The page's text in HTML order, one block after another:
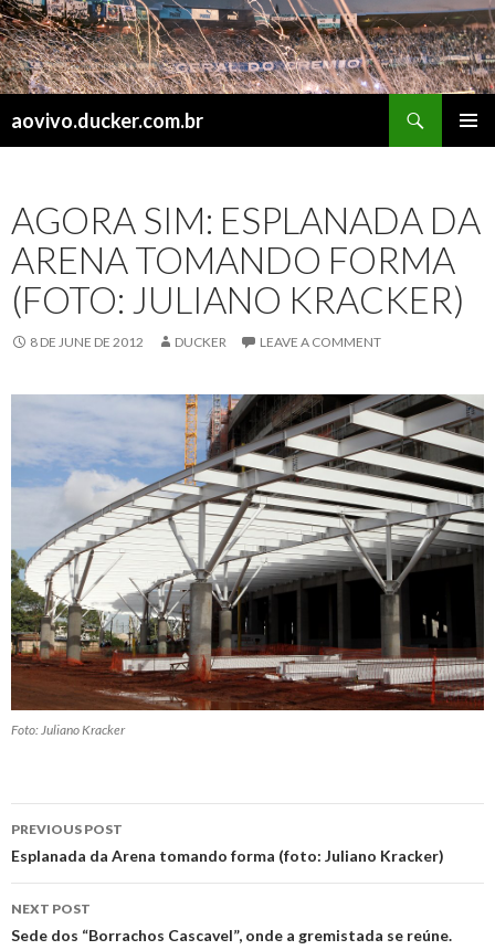
aovivo.ducker.com.br
AGORA SIM: ESPLANADA DA
ARENA TOMANDO FORMA
(FOTO: JULIANO KRACKER)
8 DE JUNE DE 2012 DUCKER LEAVE A COMMENT
Foto: Juliano Kracker
Post
navigation
PREVIOUS POST
Esplanada da Arena tomando forma (foto: Juliano Kracker)
NEXT POST
Sede dos “Borrachos Cascavel”, onde a gremistada se reúne.